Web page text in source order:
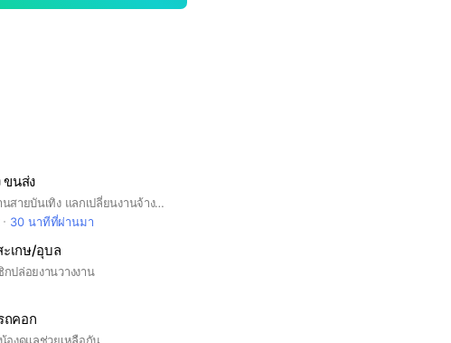
ขนส่ง
สำหรับทีมงานสายบันเทิง แลกเปลี่ยนงานจ้างงานแชร์งานกันคับ
30 นาทีที่ผ่านมา
ะเกษ/อุบล
ปล่อยงานวางงาน
ถคอก